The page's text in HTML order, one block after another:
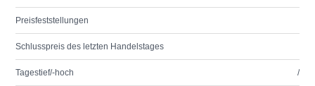
Preisfeststellungen
Schlusspreis des letzten Handelstages
Tagestief/-hoch /